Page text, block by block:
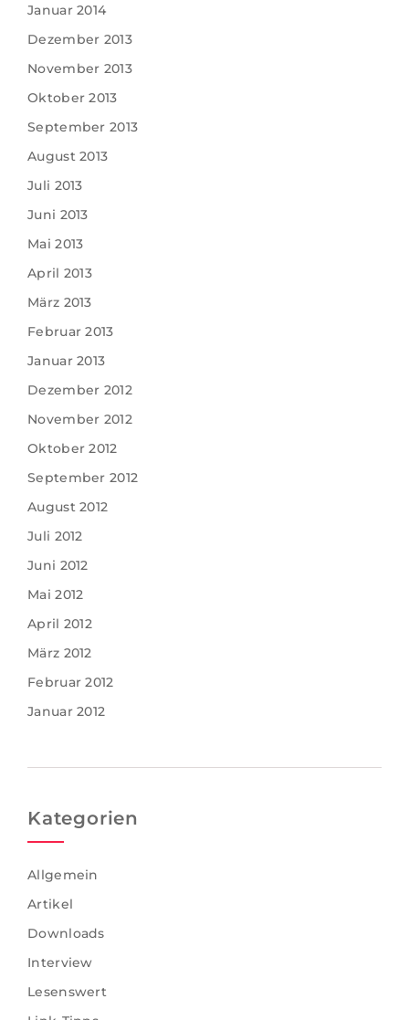
Januar 2014
Dezember 2013
November 2013
Oktober 2013
September 2013
August 2013
Juli 2013
Juni 2013
Mai 2013
April 2013
März 2013
Februar 2013
Januar 2013
Dezember 2012
November 2012
Oktober 2012
September 2012
August 2012
Juli 2012
Juni 2012
Mai 2012
April 2012
März 2012
Februar 2012
Januar 2012
Kategorien
Allgemein
Artikel
Downloads
Interview
Lesenswert